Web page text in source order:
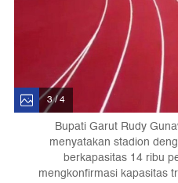
3 / 4
Bupati Garut Rudy
menyatakan stadion
berkapasitas 14 ribu
mengkonfirmasi kapasitas